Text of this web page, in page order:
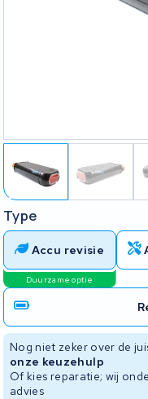
Type
Accu revisie
Duurzame optie
Nog niet zeker over de
onze keuzehulp
Of kies reparatie; wij
advies